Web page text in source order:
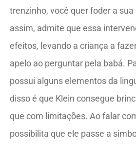
trenzinho, você quer foder a sua
assim, admite que essa
efeitos, levando a criança a
apelo ao perguntar pela babá.
possui alguns elementos da
disso é que Klein consegue
que com limitações. Ao falar
possibilita que ele passe a